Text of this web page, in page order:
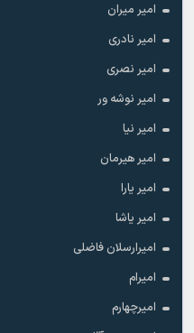
امیر میران
امیر نادری
امیر نصری
امیر نوشه ور
امیر نیا
امیر هیرمان
امیر یارا
امیر یاشا
امیرارسلان فاضلی
امیرام
امیرچهارم